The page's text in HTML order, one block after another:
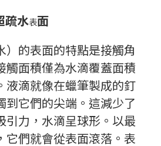
疏水表面
）的表面的特點是接觸角
觸面積僅為水滴覆蓋面積
液滴就像在蠟筆製成的釘
它們的尖端。 這減少了
力，水滴呈球形。 以最
們就會從表面滾落。 表